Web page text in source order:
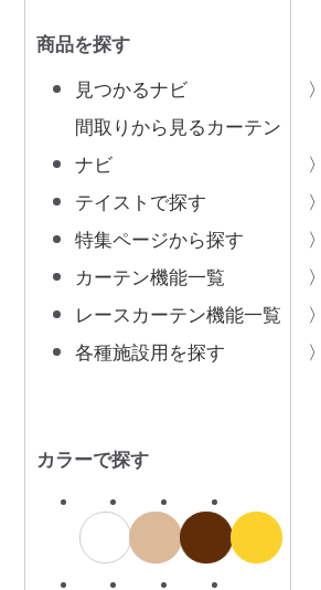
商品を探す
見つかるナビ
間取りから見るカーテン
ナビ
テイストで探す
特集ページから探す
カーテン機能一覧
レースカーテン機能一覧
各種施設用を探す
カラーで探す